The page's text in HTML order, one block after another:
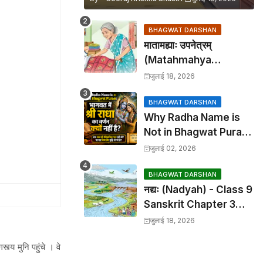
मुनि पहुंचे । वे
BHAGWAT DARSHAN
मातामह्याः उपनेत्रम्
(Matahmahya
Upanetram) - Class 9
Translation &
Solutions
जुलाई 18, 2026
BHAGWAT DARSHAN
Why Radha Name is
Not in Bhagwat Puran:
भागवत में श्री राधा का वर्णन क्यों
जुलाई 02, 2026
BHAGWAT DARSHAN
नद्यः (Nadyah) - Class 9
Sanskrit Chapter 3
Translation &
जुलाई 18, 2026